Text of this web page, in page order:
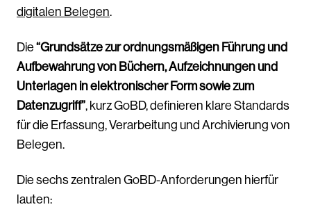
digitalen Belegen.
Die “Grundsätze zur ordnungsmäßigen Führung und
Aufbewahrung von Büchern, Aufzeichnungen und
Unterlagen in elektronischer Form sowie zum
Datenzugriff”, kurz GoBD, definieren klare Standards
für die Erfassung, Verarbeitung und Archivierung von
Belegen.
Die sechs zentralen GoBD-Anforderungen hierfür
lauten: